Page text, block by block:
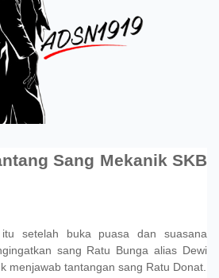
Sang Mekanik SKB
setelah buka puasa dan suasana
sang Ratu Bunga alias Dewi
menjawab tantangan sang Ratu Donat.